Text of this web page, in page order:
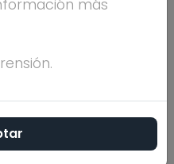
MAZONmás